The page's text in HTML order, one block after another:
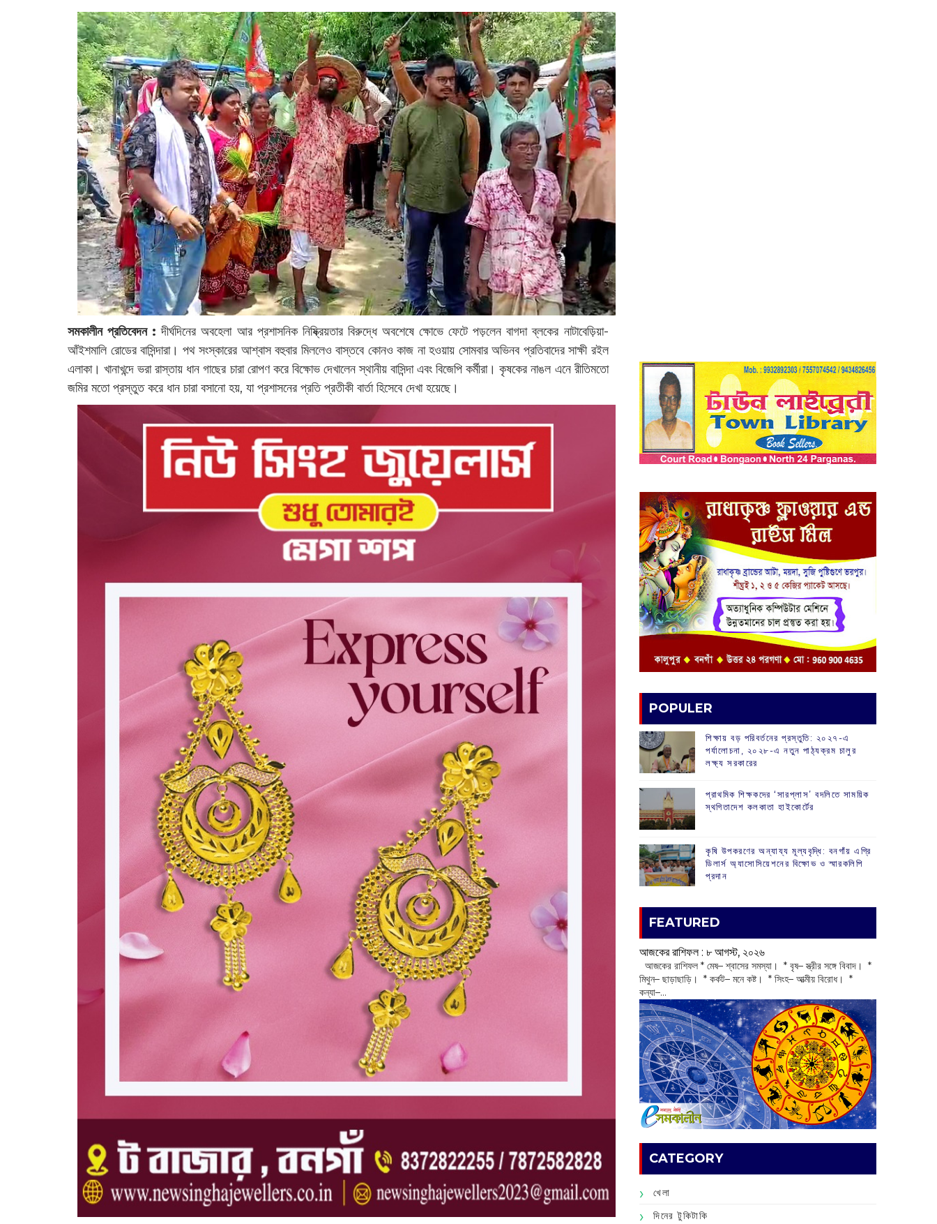
সমকালীন প্রতিবেদন : দীর্ঘদিনের অবহেলা আর প্রশাসনিক নিষ্ক্রিয়তার বিরুদ্ধে অবশেষে ক্ষোভে ফেটে পড়লেন বাগদা ব্লকের নাটাবেড়িয়া-
আঁইশমালি রোডের বাসিন্দারা। পথ সংস্কারের আশ্বাস বহুবার মিললেও বাস্তবে কোনও কাজ না হওয়ায় সোমবার অভিনব প্রতিবাদের সাক্ষী রইল
এলাকা। খানাখন্দে ভরা রাস্তায় ধান গাছের চারা রোপণ করে বিক্ষোভ দেখালেন স্থানীয় বাসিন্দা এবং বিজেপি কর্মীরা। কৃষকের নাঙল এনে রীতিমতো
জমির মতো প্রস্তুত করে ধান চারা বসানো হয়, যা প্রশাসনের প্রতি প্রতীকী বার্তা হিসেবে দেখা হয়েছে।
POPULER
শিক্ষায় বড় পরিবর্তনের প্রস্তুতি: ২০২৭-এ
পর্যালোচনা, ২০২৮-এ নতুন পাঠ্যক্রম চালুর
লক্ষ্য সরকারের
প্রাথমিক শিক্ষকদের ‘সারপ্লাস’ বদলিতে সাময়িক
স্থগিতাদেশ কলকাতা হাইকোর্টের
কৃষি উপকরণের অন্যায্য মূল্যবৃদ্ধি: বনগাঁয় এগ্রি
ডিলার্স অ্যাসোসিয়েশনের বিক্ষোভ ও স্মারকলিপি
প্রদান
FEATURED
আজকের রাশিফল :‌ ‌‌৮ আগস্ট, ২০২৬
‌ আজকের রাশিফল * মেষ– শ্বাসের সমস্যা। * বৃষ– স্ত্রীর সঙ্গে বিবাদ। *
মিথুন– ছাড়াছাড়ি। * কর্কট– মনে কষ্ট। * সিংহ– আত্মীয় বিরোধ। *
কন্যা–...
CATEGORY
খেলা
দিনের টুকিটাকি